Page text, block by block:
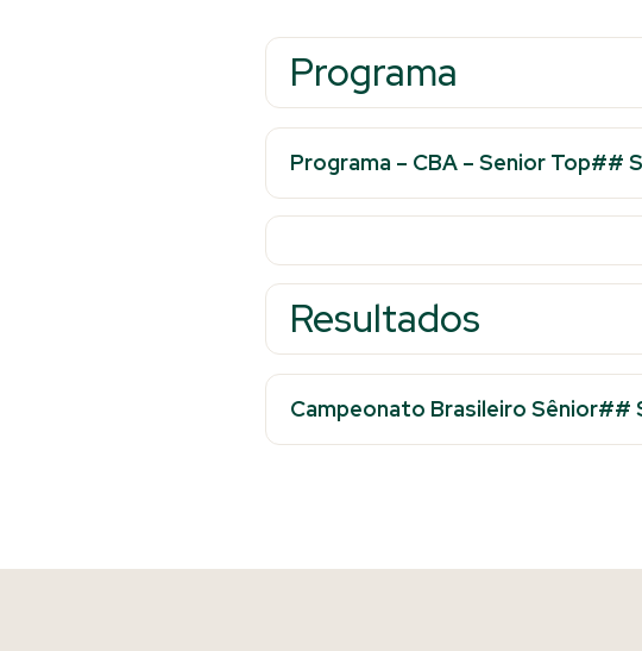
Programa
Programa – CBA – Senior Top##
Resultados
Campeonato Brasileiro Sênior##